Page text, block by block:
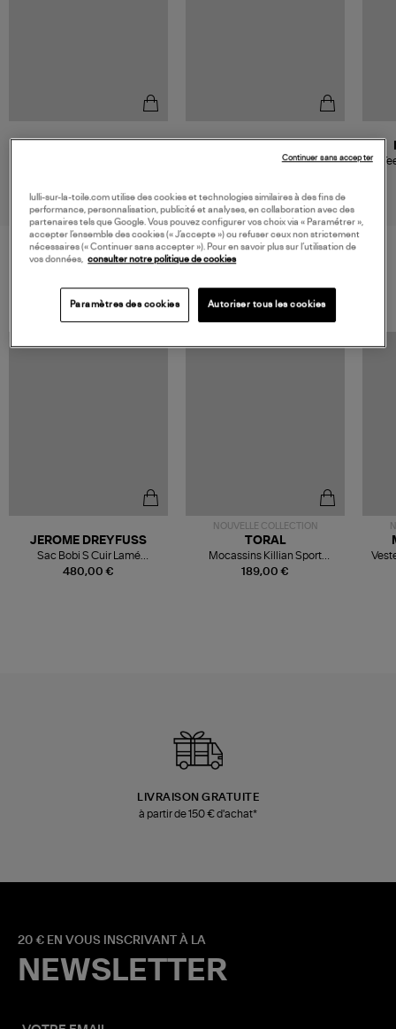
T-Shirt Contrasted Ami de
480,00 €
JEROME DREYFUSS
Sac Bobi S Cuir Lamé
Champagne
NOUVELLE COLLECTION
189,00 €
TORAL
Mocassins Killian Sport
Mousse
LIVRAISON GRATUITE
à partir de 150 € d'achat*
20 € EN VOUS INSCRIVANT À LA
NEWSLETTER
lulli-sur-la-toile.com utilise des cookies et technologies similaires à des fins de
performance, personnalisation, publicité et analyses, en collaboration avec des
partenaires tels que Google. Vous pouvez configurer vos choix via « Paramétrer »,
accepter l’ensemble des cookies (« J’accepte ») ou refuser ceux non strictement
nécessaires (« Continuer sans accepter »). Pour en savoir plus sur l’utilisation de
vos données, consulter notre politique de cookies
Paramètres des cookies Autoriser tous les cookies
Continuer sans accepter